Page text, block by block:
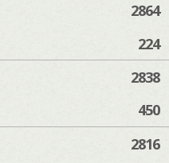
2864
224
2838
450
2816